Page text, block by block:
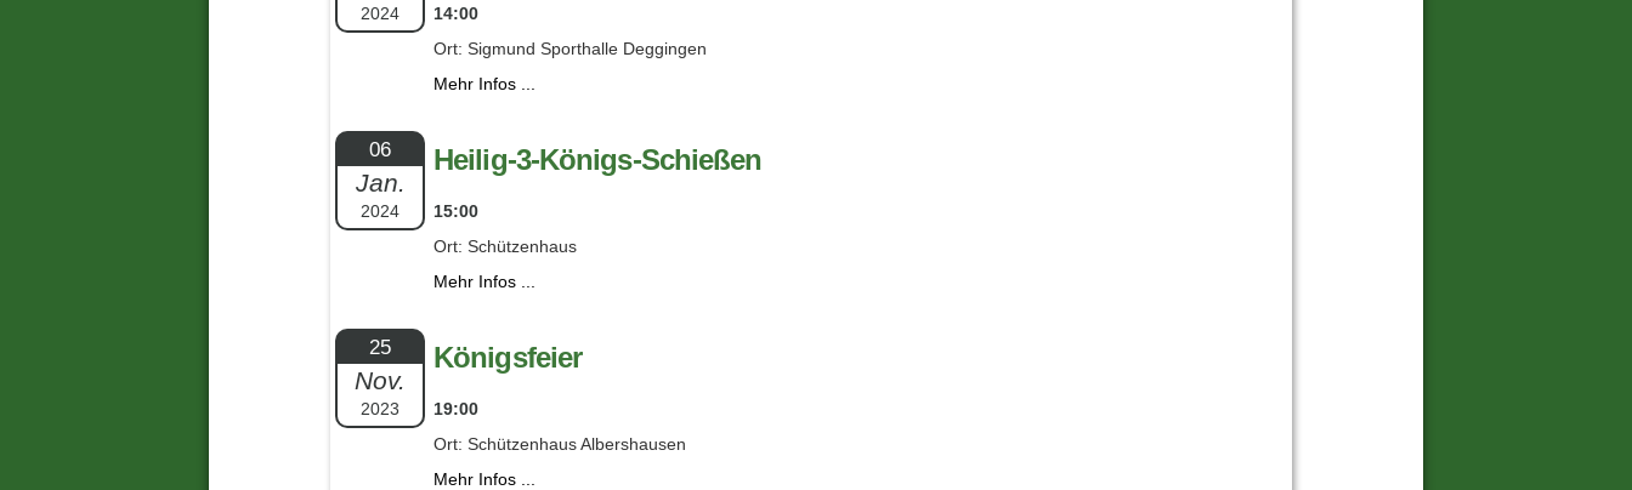
2024
14:00
Ort: Sigmund Sporthalle Deggingen
Mehr Infos ...
06
Jan.
2024
Heilig-3-Königs-Schießen
15:00
Ort: Schützenhaus
Mehr Infos ...
25
Nov.
2023
Königsfeier
19:00
Ort: Schützenhaus Albershausen
Mehr Infos ...